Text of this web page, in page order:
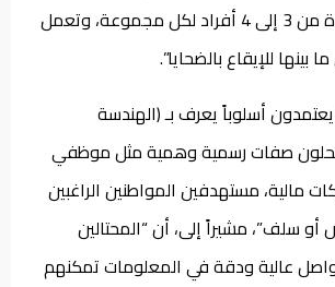
الشبكات تتكون عادة من 3 إلى 4 أفراد لكل مجموعة، وتعمل
للإيقاع بالضحايا”.
أسلوباً يعرف بـ (الهندسة
صفات رسمية وهمية مثل موظفي
مالية، مستهدفين المواطنين الراغبين
سلف”، مشيراً إلى، أن “المحتالين
عالية ودقة في المعلومات تمكنهم